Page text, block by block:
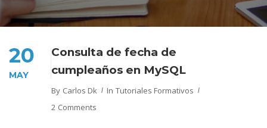
20
MAY
Consulta de fecha de
cumpleaños en MySQL
By Carlos Dk In Tutoriales Formativos
2 Comments